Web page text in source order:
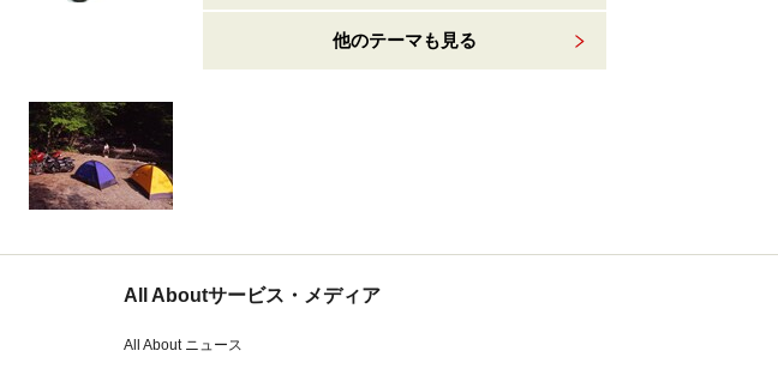
他のテーマも見る
All Aboutサービス・メディア
All About ニュース